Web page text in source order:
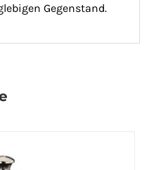
Gegenstand.